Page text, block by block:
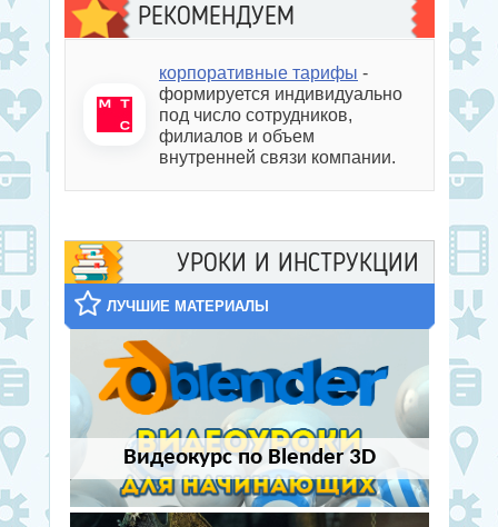
РЕКОМЕНДУЕМ
корпоративные тарифы -
формируется индивидуально
под число сотрудников,
филиалов и объем
внутренней связи компании.
УРОКИ И ИНСТРУКЦИИ
ЛУЧШИЕ МАТЕРИАЛЫ
Видеокурс по Blender 3D